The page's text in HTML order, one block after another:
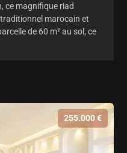
ce magnifique riad
marocain et
de 60 m² au sol, ce
255.000 €